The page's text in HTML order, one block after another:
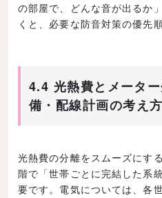
の部屋で、どんな音が出るか
くと、必要な防音対策の優先
4.4 光熱費とメータ
備・配線計画の考え方
光熱費の分離をスムーズにす
階で「世帯ごとに完結した系
要です。電気については、各